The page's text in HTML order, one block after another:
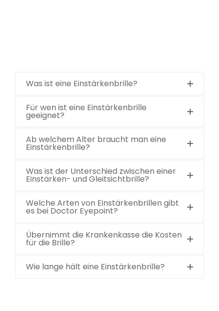
Was ist eine Einstärkenbrille?
Für wen ist eine Einstärkenbrille
geeignet?
Ab welchem Alter braucht man eine
Einstärkenbrille?
Was ist der Unterschied zwischen einer
Einstärken- und Gleitsichtbrille?
Welche Arten von Einstärkenbrillen gibt
es bei Doctor Eyepoint?
Übernimmt die Krankenkasse die Kosten
für die Brille?
Wie lange hält eine Einstärkenbrille?